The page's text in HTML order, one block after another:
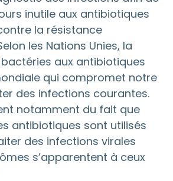
inutile aux antibiotiques
la résistance
les Nations Unies, la
aux antibiotiques
qui compromet notre
des infections courantes.
notamment du fait que
antibiotiques sont utilisés
des infections virales
s’apparentent à ceux